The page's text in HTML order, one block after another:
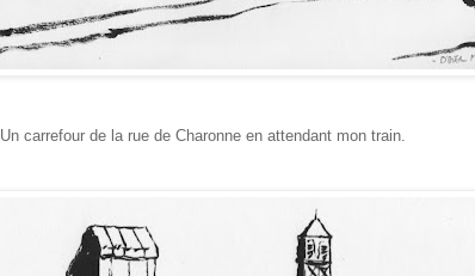
Un carrefour de la rue de Charonne en attendant mon train.